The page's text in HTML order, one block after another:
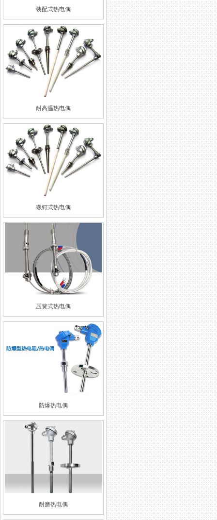
装配式热电偶
耐高温热电偶
螺钉式热电偶
压簧式热电偶
防爆热电偶
耐磨热电偶